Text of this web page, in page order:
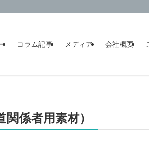
コラム記事 メディア 会社概要
係者用素材）